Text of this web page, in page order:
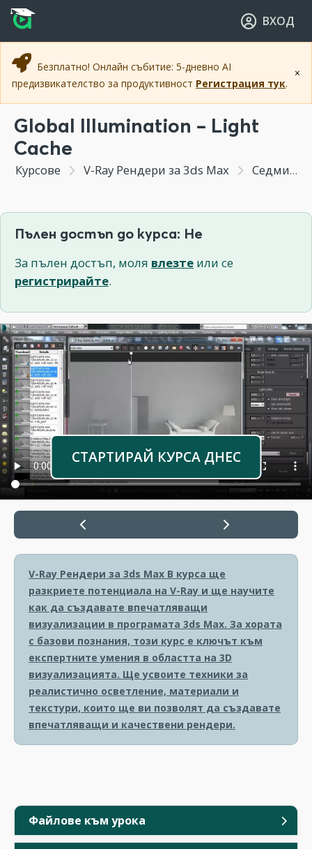
Прескочи към основното съдържание
Прескочи към навигацията
ВХОД
×
Безплатно! Онлайн събитие: 5-дневно AI
предизвикателство за продуктивност Регистрация тук.
Файлове към урока
Global Illumination – Light
Cache
Курсове V-Ray Рендери за 3ds Max Седмица 2 - Настройки на рендера & Render Elements
Пълен достъп до курса: Не
За пълен достъп, моля влезте или се
регистрирайте.
СТАРТИРАЙ КУРСА ДНЕС
V-Ray Рендери за 3ds Max В курса ще
разкриете потенциала на V-Ray и ще научите
как да създавате впечатляващи
визуализации в програмата 3ds Max. За хората
с базови познания, този курс е ключът към
експертните умения в областта на 3D
визуализацията. Ще усвоите техники за
реалистично осветление, материали и
текстури, които ще ви позволят да създавате
впечатляващи и качествени рендери.